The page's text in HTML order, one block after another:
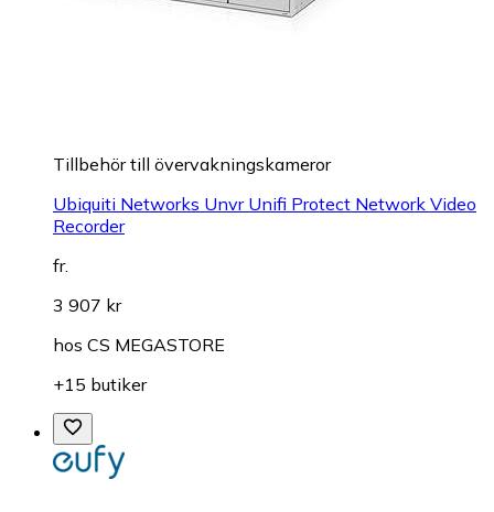
Tillbehör till övervakningskameror
Ubiquiti Networks Unvr Unifi Protect Network Video
Recorder
fr.
3 907 kr
hos CS MEGASTORE
+15 butiker